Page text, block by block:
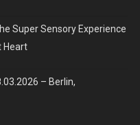
Super Sensory Experience
Heart
– Berlin,